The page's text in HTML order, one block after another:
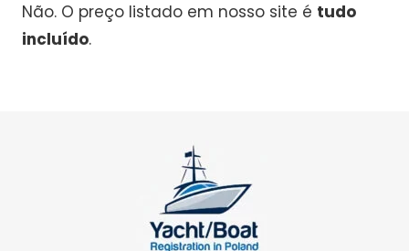
Não. O preço listado em nosso site é tudo
incluído.